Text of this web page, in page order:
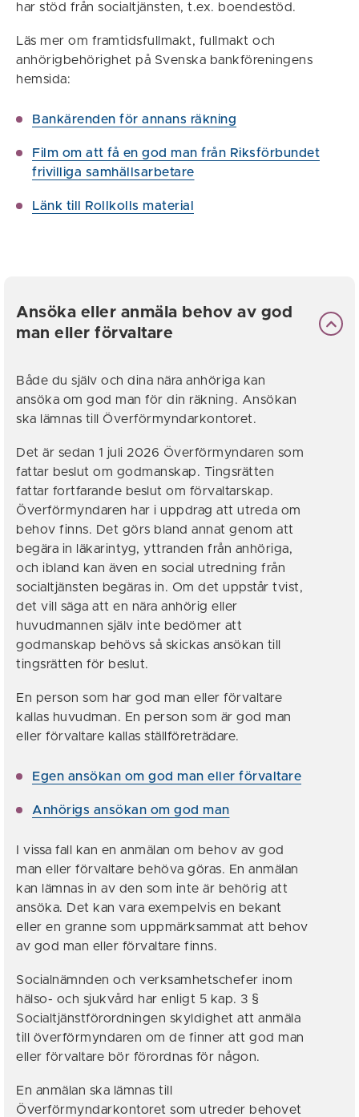
har stöd från socialtjänsten, t.ex. boendestöd.
Läs mer om framtidsfullmakt, fullmakt och
anhörigbehörighet på Svenska bankföreningens
hemsida:
Bankärenden för annans räkning
Film om att få en god man från Riksförbundet
frivilliga samhällsarbetare
Länk till Rollkolls material
Ansöka eller anmäla behov av god
man eller förvaltare
Både du själv och dina nära anhöriga kan
ansöka om god man för din räkning. Ansökan
ska lämnas till Överförmyndarkontoret.
Det är sedan 1 juli 2026 Överförmyndaren som
fattar beslut om godmanskap. Tingsrätten
fattar fortfarande beslut om förvaltarskap.
Överförmyndaren har i uppdrag att utreda om
behov finns. Det görs bland annat genom att
begära in läkarintyg, yttranden från anhöriga,
och ibland kan även en social utredning från
socialtjänsten begäras in. Om det uppstår tvist,
det vill säga att en nära anhörig eller
huvudmannen själv inte bedömer att
godmanskap behövs så skickas ansökan till
tingsrätten för beslut.
En person som har god man eller förvaltare
kallas huvudman. En person som är god man
eller förvaltare kallas ställföreträdare.
Egen ansökan om god man eller förvaltare
Anhörigs ansökan om god man
I vissa fall kan en anmälan om behov av god
man eller förvaltare behöva göras. En anmälan
kan lämnas in av den som inte är behörig att
ansöka. Det kan vara exempelvis en bekant
eller en granne som uppmärksammat att behov
av god man eller förvaltare finns.
Socialnämnden och verksamhetschefer inom
hälso- och sjukvård har enligt 5 kap. 3 §
Socialtjänstförordningen skyldighet att anmäla
till överförmyndaren om de finner att god man
eller förvaltare bör förordnas för någon.
En anmälan ska lämnas till
Överförmyndarkontoret som utreder behovet